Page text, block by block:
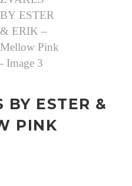
BY ESTER &
PINK